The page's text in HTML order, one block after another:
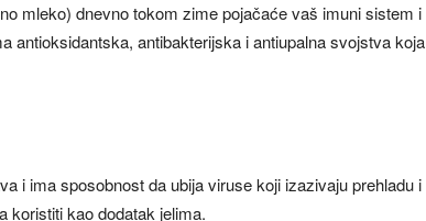
mleko) dnevno tokom zime pojačaće vaš imuni sistem i
antioksidantska, antibakterijska i antiupalna svojstva koja
i ima sposobnost da ubija viruse koji izazivaju prehladu i
koristiti kao dodatak jelima.